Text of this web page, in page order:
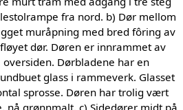
fra nord. b) Dør mellom
muråpning med bred fôring av
dør. Døren er innrammet av
Dørbladene har en
glass i rammeverk. Glasset
sprosse. Døren har trolig vært
nå grønnmalt. c) Sidedører midt på